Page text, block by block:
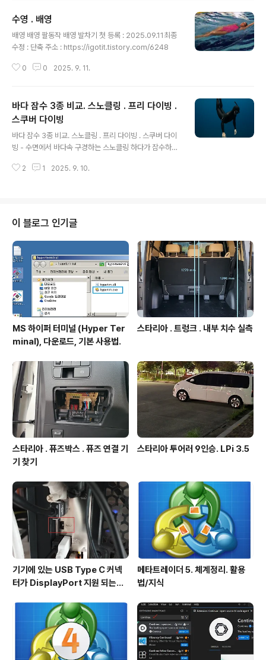
배영자세로 짧은 거리만 가능. - 목표 : 실내 수영장에서 자
유수영 (통상 50분 ) 주 3회 독학 연습 시작 (igotit.tistor
y.com 첫 등록 : 2025.09.11최종 수정 : 단축 주소 : http
수영 . 배영
배영 배영 팔동작 배영 발차기 첫 등록 : 2025.09.11최종
수정 : 단축 주소 : https://igotit.tistory.com/6248
0 0 2025. 9. 11.
바다 잠수 3종 비교. 스노클링 . 프리 다이빙 .
스쿠버 다이빙
바다 잠수 3종 비교. 스노클링 . 프리 다이빙 . 스쿠버 다이
빙 - 수면에서 바다속 구경하는 스노클링 하다가 잠수하면
스노클링의 일부로 보면 됨. 구분스노클링 (스킨 다이빙)프
핀, 웨이트벨트마스크, 오리발, 웻슈트, BCD, 공기통, 레귤
레이터복장수영복·래시가드잠수 자주하면 얇은 슈트 권장
웻슈트(3~5mm)웻슈트 또는 드라이슈트난이도★ (가장
쉬움, 관광용)★★★ (훈련 필요)★★★★ (자격증 필요)
체온/보호햇볕, 해파리 대비용 복장 필요체온 저하 방지 필
수체온 보호 + 안전장..
2 1 2025. 9. 10.
이 블로그 인기글
MS 하이퍼 터미널 (Hyper Ter
minal), 다운로드, 기본 사용법.
스타리아 . 트렁크 . 내부 치수 실측
스타리아 . 퓨즈박스 . 퓨즈 연결 기
기 찾기
스타리아 투어러 9인승. LPi 3.5
기기에 있는 USB Type C 커넥
터가 DisplayPort 지원 되는지
메타트레이더 5. 체계정리. 활용
법/지식